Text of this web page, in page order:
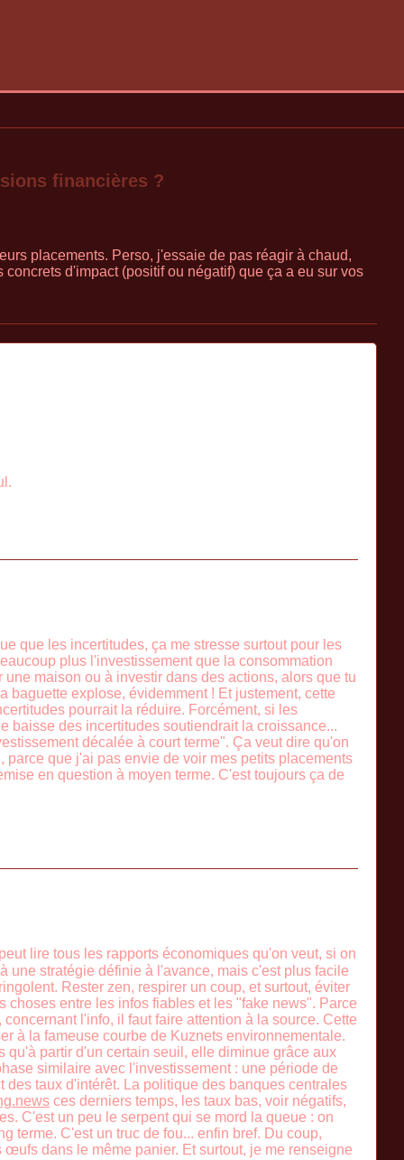
financières ?
placements. Perso, j'essaie de pas réagir à chaud,
d'impact (positif ou négatif) que ça a eu sur vos
que les incertitudes, ça me stresse surtout pour les
plus l'investissement que la consommation
maison ou à investir dans des actions, alors que tu
baguette explose, évidemment ! Et justement, cette
pourrait la réduire. Forcément, si les
baisse des incertitudes soutiendrait la croissance...
décalée à court terme". Ça veut dire qu'on
que j'ai pas envie de voir mes petits placements
en question à moyen terme. C'est toujours ça de
lire tous les rapports économiques qu'on veut, si on
une stratégie définie à l'avance, mais c'est plus facile
Rester zen, respirer un coup, et surtout, éviter
entre les infos fiables et les "fake news". Parce
l'info, il faut faire attention à la source. Cette
à la fameuse courbe de Kuznets environnementale.
partir d'un certain seuil, elle diminue grâce aux
similaire avec l'investissement : une période de
taux d'intérêt. La politique des banques centrales
ces derniers temps, les taux bas, voir négatifs,
C'est un peu le serpent qui se mord la queue : on
terme. C'est un truc de fou... enfin bref. Du coup,
dans le même panier. Et surtout, je me renseigne